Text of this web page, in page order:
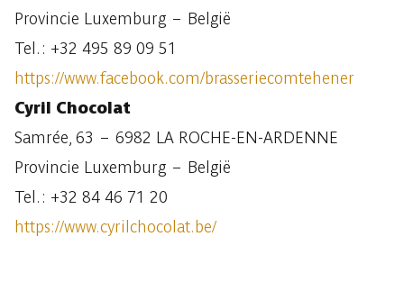
Provincie Luxemburg – België
Tel. : +32 495 89 09 51
https://www.facebook.com/brasseriecomtehener
Cyril Chocolat
Samrée, 63 – 6982 LA ROCHE-EN-ARDENNE
Provincie Luxemburg – België
Tel. : +32 84 46 71 20
https://www.cyrilchocolat.be/